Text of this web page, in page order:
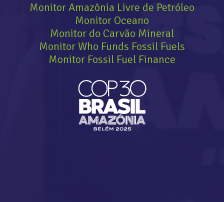
Monitor Amazônia Livre de Petróleo
Monitor Oceano
Monitor do Carvão Mineral
Monitor Who Funds Fossil Fuels
Monitor Fossil Fuel Finance